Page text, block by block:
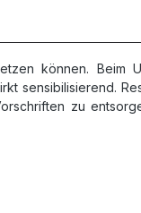
können. Beim
sensibilisierend.
zu